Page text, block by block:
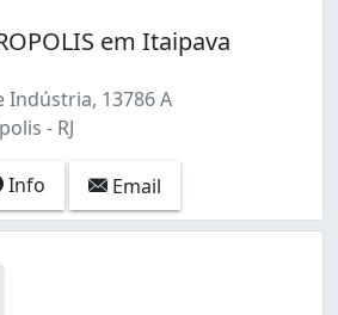
em Itaipava
Indústria, 13786 A
- RJ
Info Email